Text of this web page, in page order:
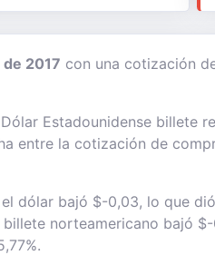
2017 con una cotización
Estadounidense billete
entre la cotización de
dólar bajó $-0,03, lo que
billete norteamericano bajó